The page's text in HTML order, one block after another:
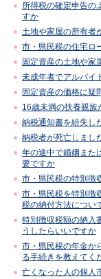
所得税の確定申告の
すか
土地や家屋の所有者
市・県民税の住宅ロ
固定資産の土地や家
未成年者でアルバイ
固定資産の価格に疑
16歳未満の扶養親族
納税通知書を紛失し
納税者が死亡しまし
年の途中で婚姻また
要ですか
市・県民税の特別徴
市・県民税を特別徴
税の納付方法につい
特別徴収税額の納入
うしたらいいですか
市・県民税の年金か
る手続きを教えてく
亡くなった人の個人